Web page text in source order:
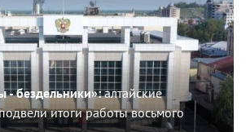
- бездельники»:алтайские
итоги работы восьмого